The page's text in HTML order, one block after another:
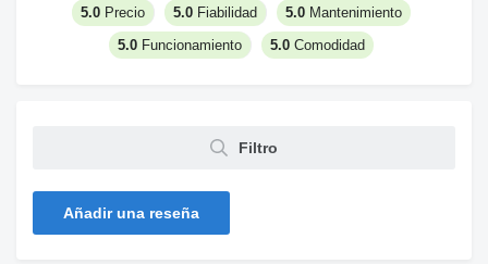
5.0 Precio 5.0 Fiabilidad 5.0 Mantenimiento
5.0 Funcionamiento 5.0 Comodidad
Filtro
Añadir una reseña